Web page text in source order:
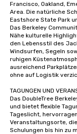
Francisco, Oakland,
Area. Die natürliche
Eastshore State Park
Das Berkeley
Nähe kulturelle
den Lebensstil des
Windsurfen, Segeln
ruhigen
ausreichend
ohne auf Logistik
TAGUNGEN UND
Das DoubleTree
und bietet flexible
Tageslicht,
Veranstaltungsorte,
Schulungen bis hin zu